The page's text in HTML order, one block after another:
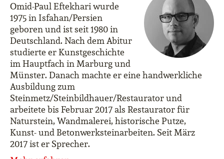
Omid-Paul Eftekhari wurde
1975 in Isfahan/Persien
geboren und ist seit 1980 in
Deutschland. Nach dem Abitur
studierte er Kunstgeschichte
im Hauptfach in Marburg und
Münster. Danach machte er eine handwerkliche
Ausbildung zum
Steinmetz/Steinbildhauer/Restaurator und
arbeitete bis Februar 2017 als Restaurator für
Naturstein, Wandmalerei, historische Putze,
Kunst- und Betonwerksteinarbeiten. Seit März
2017 ist er Sprecher.